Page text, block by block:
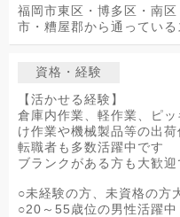
福岡市東区・博多区・南
市・糟屋郡から通っている
資格・経験
【活かせる経験】
倉庫内作業、軽作業、ピ
け作業や機械製品等の出
転職者も多数活躍中です
ブランクがある方も大歓迎
○未経験の方、未資格の方
○20～55歳位の男性活躍中